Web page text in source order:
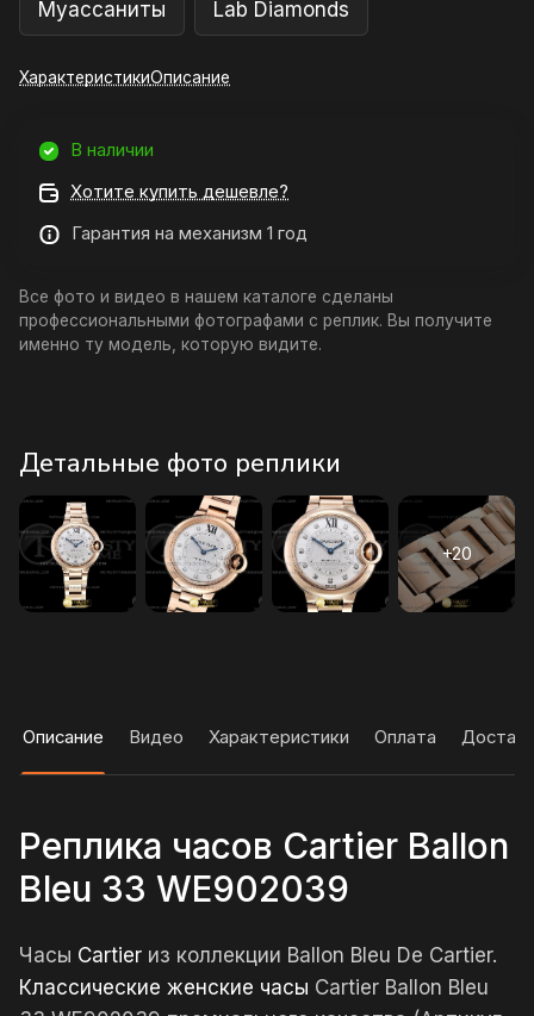
Муассаниты Lab Diamonds
ХарактеристикиОписание
В наличии
Хотите купить дешевле?
Гарантия на механизм 1 год
Все фото и видео в нашем каталоге сделаны
профессиональными фотографами с реплик. Вы получите
именно ту модель, которую видите.
Детальные фото реплики
Описание Видео Характеристики Оплата
Реплика часов Cartier Ballon
Bleu 33 WE902039
Часы Cartier из коллекции Ballon Bleu De Cartier.
Классические женские часы Cartier Ballon Bleu